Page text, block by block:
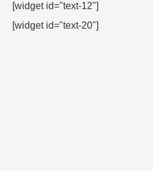
[widget id="text-12"]
[widget id="text-20"]